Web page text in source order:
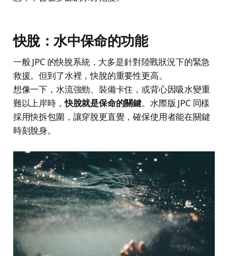
快脫：水中保命的功能
一般 JPC 的快脫系統，大多是針對陸戰狀況下的緊急
救援。但到了水裡，快脫的重要性更高。
想像一下，水流強勁、裝備卡住，或背心因吸水變重
難以上岸時，快脫就是保命的關鍵。水際版 JPC 同樣
採用快拆包圍，讓穿脫更直覺，確保使用者能在關鍵
時刻脫身。